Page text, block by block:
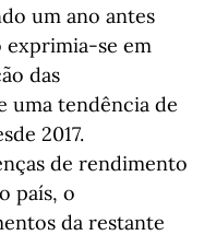
um ano antes
exprimia-se em
das
uma tendência de
2017.
de rendimento
país, o
da restante